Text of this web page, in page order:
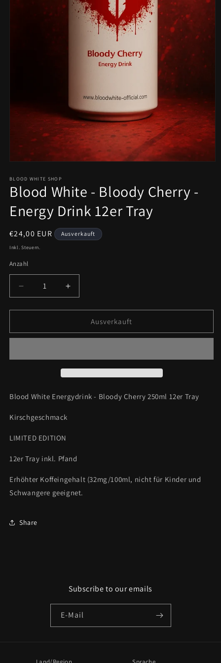
in
Modal
öffnen
BLOOD WHITE SHOP
Blood White - Bloody Cherry -
Energy Drink 12er Tray
Normaler
Preis
€24,00 EUR Ausverkauft
Inkl. Steuern.
Anzahl
Anzahl
Verringere
die
Menge
Blood
Bloody
Energy
12er
Tray
Erhöhe
die
Menge
Blood
Bloody
Energy
Drink
Ausverkauft
Blood White Energydrink - Bloody Cherry 250ml 12er Tray
Kirschgeschmack
LIMITED EDITION
12er Tray inkl. Pfand
Erhöhter Koffeingehalt (32mg/100ml, nicht für Kinder und
Schwangere geeignet.
Share
Subscribe to our emails
E-Mail